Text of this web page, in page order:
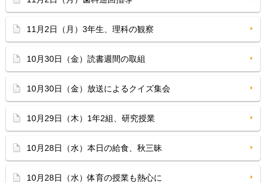
11月2日（月）3年生、理科の観察
10月30日（金）読書週間の取組
10月30日（金）放送によるクイズ集会
10月29日（木）1年2組、研究授業
10月28日（水）本日の給食、秋三昧
10月28日（水）体育の授業も熱心に